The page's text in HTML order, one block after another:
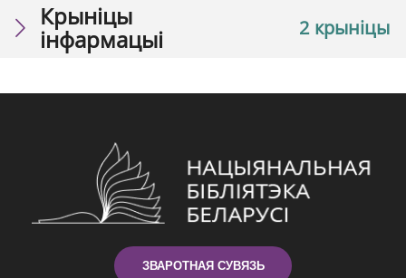
2 крыніцы
Крыніцы
інфармацыі
ЗВАРОТНАЯ СУВЯЗЬ